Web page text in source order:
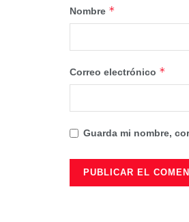
Nombre *
Correo electrónico *
Guarda mi nombre,